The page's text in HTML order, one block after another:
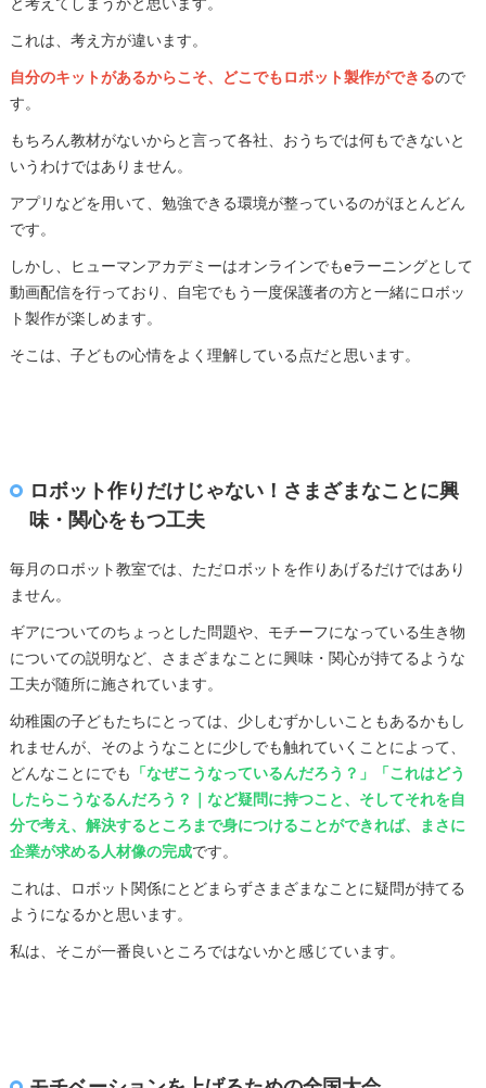
これは、考え方が違います。
自分のキットがあるからこそ、どこでもロボット製作ができるので
す。
もちろん教材がないからと言って各社、おうちでは何もできないと
いうわけではありません。
アプリなどを用いて、勉強できる環境が整っているのがほとんどん
です。
しかし、ヒューマンアカデミーはオンラインでもeラーニングとして
動画配信を行っており、自宅でもう一度保護者の方と一緒にロボッ
ト製作が楽しめます。
そこは、子どもの心情をよく理解している点だと思います。
ロボット作りだけじゃない！さまざまなことに興
味・関心をもつ工夫
毎月のロボット教室では、ただロボットを作りあげるだけではあり
ません。
ギアについてのちょっとした問題や、モチーフになっている生き物
についての説明など、さまざまなことに興味・関心が持てるような
工夫が随所に施されています。
幼稚園の子どもたちにとっては、少しむずかしいこともあるかもし
れませんが、そのようなことに少しでも触れていくことによって、
どんなことにでも 「なぜこうなっているんだろう？」「これはどう
したらこうなるんだろう？｜など疑問に持つこと、そしてそれを自
分で考え、解決するところまで身につけることができれば、まさに
企業が求める人材像の完成です。
これは、ロボット関係にとどまらずさまざまなことに疑問が持てる
ようになるかと思います。
私は、そこが一番良いところではないかと感じています。